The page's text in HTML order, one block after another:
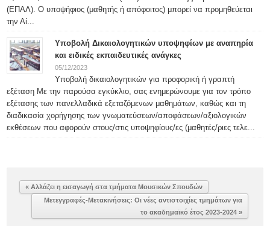
(ΕΠΑΛ). Ο υποψήφιος (μαθητής ή απόφοιτος) μπορεί να προμηθεύεται
την Αί...
Υποβολή Δικαιολογητικών υποψηφίων με αναπηρία
και ειδικές εκπαιδευτικές ανάγκες
05/12/2023
Υποβολή δικαιολογητικών για προφορική ή γραπτή
εξέταση Με την παρούσα εγκύκλιο, σας ενημερώνουμε για τον τρόπο
εξέτασης των πανελλαδικά εξεταζόμενων μαθημάτων, καθώς και τη
διαδικασία χορήγησης των γνωματεύσεων/αποφάσεων/αξιολογικών
εκθέσεων που αφορούν στους/στις υποψηφίους/ες (μαθητές/ριες τελε...
« Αλλάζει η εισαγωγή στα τμήματα Μουσικών Σπουδών
Μετεγγραφές-Μετακινήσεις: Οι νέες αντιστοιχίες τμημάτων για
το ακαδημαϊκό έτος 2023-2024 »